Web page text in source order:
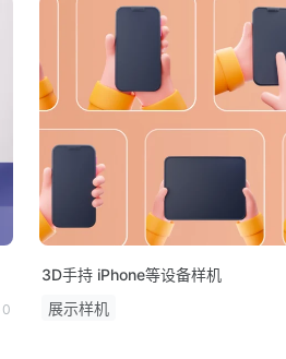
0
3D手持 iPhone等设备样机
展示样机